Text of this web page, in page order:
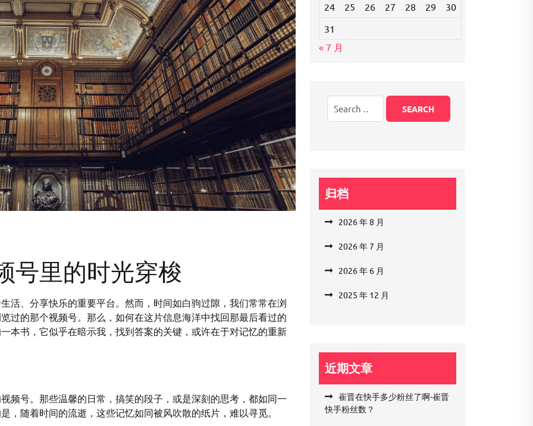
号里的时光穿梭
活、分享快乐的重要平台。然而，时间如白驹过隙，我们常常在浏
过的那个视频号。那么，如何在这片信息海洋中找回那最后看过的
本书，它似乎在暗示我，找到答案的关键，或许在于对记忆的重新
频号。那些温馨的日常，搞笑的段子，或是深刻的思考，都如同一
，随着时间的流逝，这些记忆如同被风吹散的纸片，难以寻觅。
24
25 26 27 28 29
30
31
« 7 月
归档
2026 年 8 月
2026 年 7 月
2026 年 6 月
2025 年 12 月
近期文章
崔晋在快手多少粉丝了啊-崔晋
快手粉丝数？